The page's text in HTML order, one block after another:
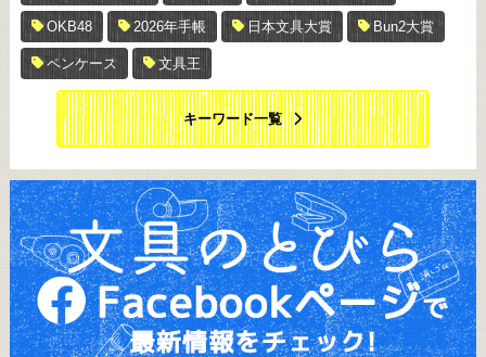
OKB48 2026年手帳 日本文具大賞 Bun2大賞
ペンケース 文具王
キーワード一覧